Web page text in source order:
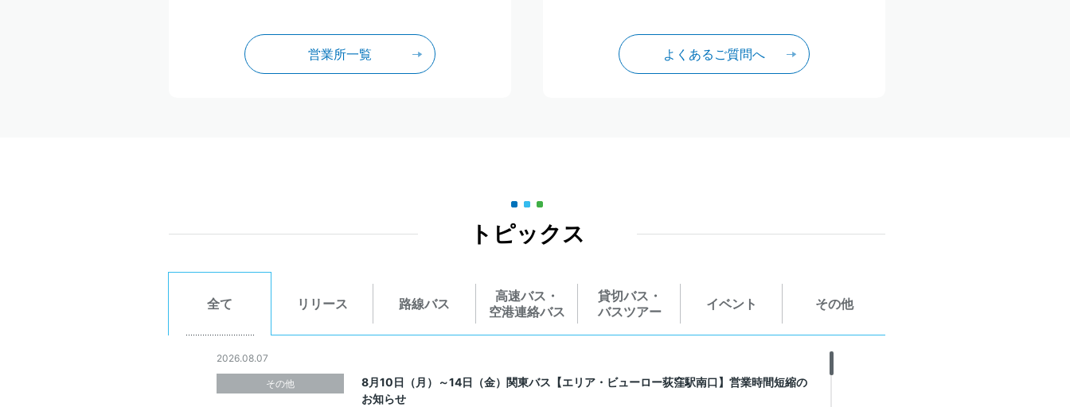
営業所一覧 よくあるご質問へ
トピックス
全て リリース 路線バス
高速バス・
空港連絡バス
貸切バス・
バスツアー
イベント その他
2026.08.07
その他
8月10日（月）～14日（金）関東バス【エリア・ビューロー荻窪駅南口】営業時間短縮の
お知らせ